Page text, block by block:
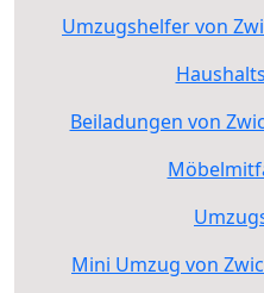
Umzugshelfer von
Beiladungen von
Mini Umzug von